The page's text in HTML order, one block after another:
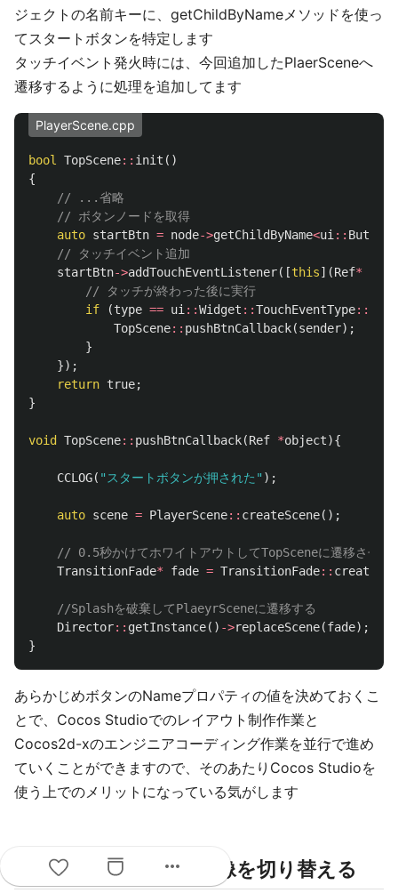
ジェクトの名前キーに、getChildByNameメソッドを使っ
てスタートボタンを特定します
タッチイベント発火時には、今回追加したPlaerSceneへ
遷移するように処理を追加してます
PlayerScene.cpp
bool TopScene:: init ()
{
// ...省略
// ボタンノードを取得
auto startBtn = node->getChildByName<ui :: Button
// タッチイベント追加
startBtn->addTouchEventListener([this](Ref*
// タッチが終わった後に実行
if
(type == ui ::Widget ::TouchEventType::
TopScene:: pushBtnCallback(sender);
}
});
return true;
}
void TopScene:: pushBtnCallback(Ref *object){
CCLOG( "スタートボタンが押された" );
auto scene = PlayerScene:: createScene();
// 0.5秒かけてホワイトアウトしてTopSceneに遷移させる
TransitionFade* fade = TransitionFade:: create
//Splashを破棄してPlaeyrSceneに遷移する
Director:: getInstance() ->replaceScene(fade);
}
あらかじめボタンのNameプロパティの値を決めておくこ
とで、Cocos Studioでのレイアウト制作作業と
Cocos2d-xのエンジニアコーディング作業を並行で進め
ていくことができますので、そのあたりCocos Studioを
使う上でのメリットになっている気がします
スプライトシートで画像を切り替える
more_horiz